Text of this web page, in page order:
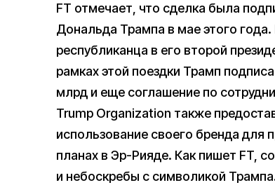
FT отмечает, что сделка была
Дональда Трампа в мае этого
республиканца в его второй
рамках этой поездки Трамп
млрд и еще соглашение по
Trump Organization также
использование своего бренда для
планах в Эр-Рияде. Как пишет FT,
и небоскребы с символикой